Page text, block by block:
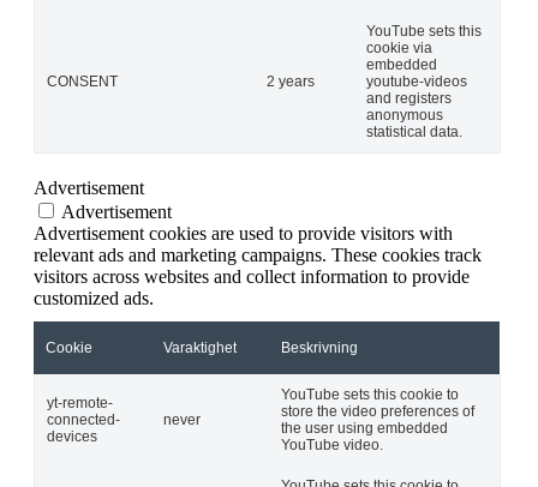
CONSENT 2 years
YouTube sets this
cookie via
embedded
youtube-videos
and registers
anonymous
statistical data.
Advertisement
Advertisement
Advertisement cookies are used to provide visitors with
relevant ads and marketing campaigns. These cookies track
visitors across websites and collect information to provide
customized ads.
Cookie Varaktighet Beskrivning
yt-remote-
connected-
devices
never
YouTube sets this cookie to
store the video preferences of
the user using embedded
YouTube video.